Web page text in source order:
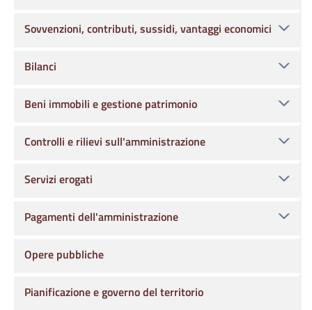
Sovvenzioni, contributi, sussidi, vantaggi economici
Bilanci
Beni immobili e gestione patrimonio
Controlli e rilievi sull'amministrazione
Servizi erogati
Pagamenti dell'amministrazione
Opere pubbliche
Pianificazione e governo del territorio